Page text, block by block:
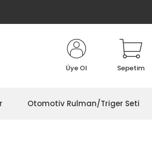
Üye Ol Sepetim
Otomotiv Rulman/Triger Seti